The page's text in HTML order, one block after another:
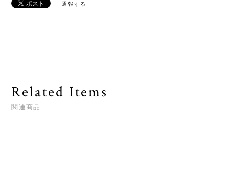
通報する
Related Items
関連商品